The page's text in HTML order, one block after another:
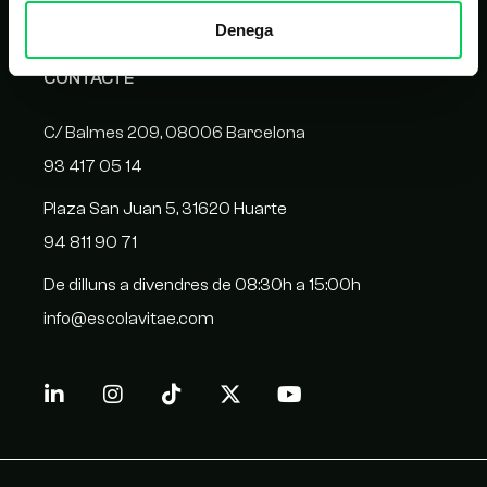
Denega
CONTACTE
C/ Balmes 209, 08006 Barcelona
93 417 05 14
Plaza San Juan 5, 31620 Huarte
94 811 90 71
De dilluns a divendres de 08:30h a 15:00h
info@escolavitae.com